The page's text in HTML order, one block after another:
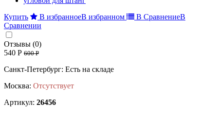
Купить В избранноеВ избранном В СравнениеВ
Сравнении
Отзывы (0)
540 Р 600 Р
Санкт-Петербург: Есть на складе
Москва: Отсутствует
Артикул: 26456